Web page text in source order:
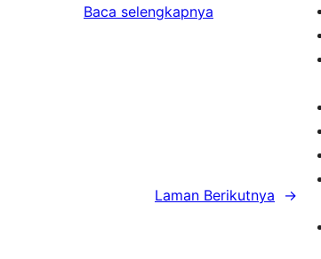
Baca selengkapnya
Laman Berikutnya →